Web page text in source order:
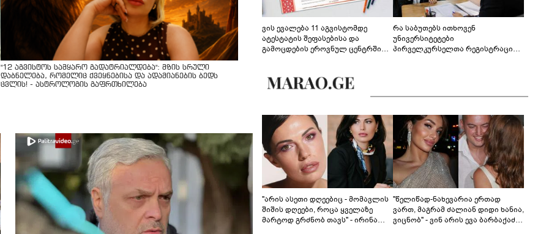
"12 აგვისტოს სამყარო გადატრიალდება": მზის სრული
დაბნელება, რომელიც ქვეყნებისა და ადამიანების ბედს
ცვლის! - ასტროლოგის გაფრთხილება
ვის ევალება 11 აგვისტომდე
ატესტატის შეფასებისა და
გამოცდების ეროვნულ ცენტრში
რა საბუთებს ითხოვენ
უნივერსიტეტები
პირველკურსელთა რეგისტრაციის
"არის ასეთი დღეებიც - მომავლის
შიშის დღეები, როცა ყველაზე
მარტოდ გრძნობ თავს" - ირინა
"წელიწად-ნახევარია ერთად
ვართ, მაგრამ ძალიან დიდი ხანია,
ვიცნობ" - ვინ არის ევა ბარბაქაძის